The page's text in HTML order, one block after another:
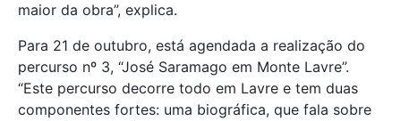
maior da obra”, explica.
Para 21 de outubro, está agendada a realização do
percurso nº 3, “José Saramago em Monte Lavre”.
“Este percurso decorre todo em Lavre e tem duas
componentes fortes: uma biográfica, que fala sobre